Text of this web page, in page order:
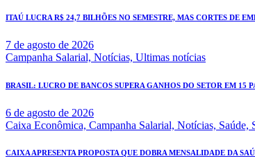
ITAÚ LUCRA R$ 24,7 BILHÕES NO SEMESTRE, MAS CORTES DE
7 de agosto de 2026
Campanha Salarial, Notícias, Ultimas notícias
BRASIL: LUCRO DE BANCOS SUPERA GANHOS DO SETOR EM 15
6 de agosto de 2026
Caixa Econômica, Campanha Salarial, Notícias, Saúde,
CAIXA APRESENTA PROPOSTA QUE DOBRA MENSALIDADE DA